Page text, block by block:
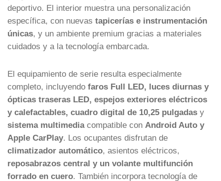
deportivo. El interior muestra una personalización
específica, con nuevas tapicerías e instrumentación
únicas, y un ambiente premium gracias a materiales
cuidados y a la tecnología embarcada.
El equipamiento de serie resulta especialmente
completo, incluyendo faros Full LED, luces diurnas y
ópticas traseras LED, espejos exteriores eléctricos
y calefactables, cuadro digital de 10,25 pulgadas y
sistema multimediacompatible con Android Auto y
Apple CarPlay. Los ocupantes disfrutan de
climatizador automático, asientos eléctricos,
reposabrazos central y un volante multifunción
forrado en cuero. También incorpora tecnología de